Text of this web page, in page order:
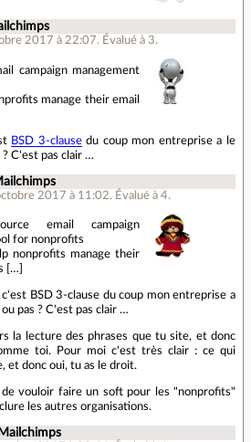
2017 à 22:07. Évalué à 3.
campaign management
manage their email
BSD 3-clausedu coup mon entreprise a le
C'est pas clair …
2017 à 11:02. Évalué à 4.
email campaign
for nonprofits
nonprofits manage their
[…]
BSD 3-clause du coup mon entreprise a
pas ? C'est pas clair …
la lecture des phrases que tu site, et donc
toi. Pour moi c'est très clair : ce qui
et donc oui, tu as le droit.
de vouloir faire un soft pour les "nonprofits"
les autres organisations.